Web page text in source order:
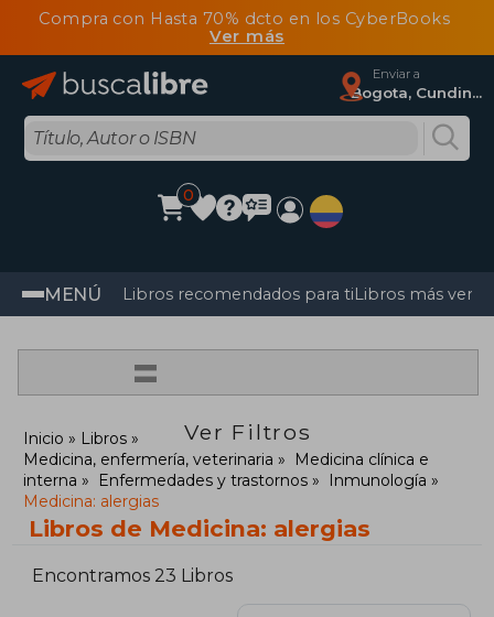
Compra con Hasta 70% dcto en los CyberBooks
Ver más
Enviar a
Bogota, Cundinamarca
0
MENÚ Libros recomendados para tiLibros más
=
Ver Filtros
Inicio
Libros
Medicina, enfermería, veterinaria
Medicina clínica e
interna
Enfermedades y trastornos
Inmunología
Medicina: alergias
Libros de Medicina: alergias
Encontramos 23 Libros